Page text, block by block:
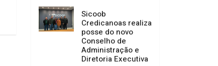
Sicoob
Credicanoas realiza
posse do novo
Conselho de
Administração e
Diretoria Executiva